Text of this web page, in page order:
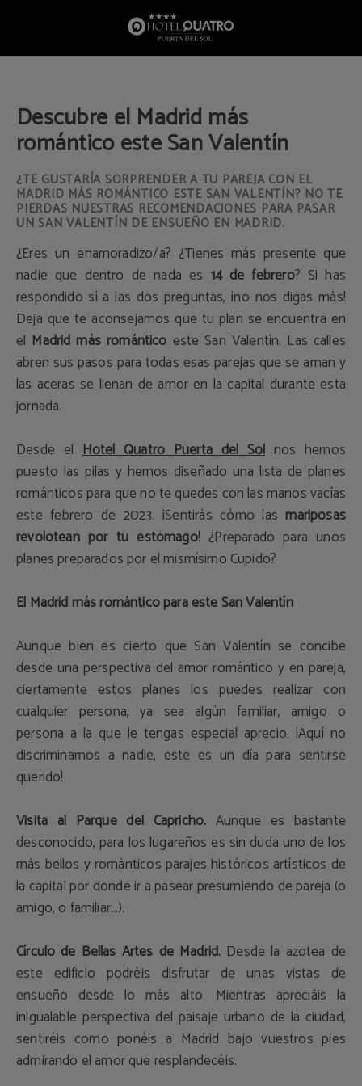
Descubre el Madrid más
romántico este San Valentín
¿TE GUSTARÍA SORPRENDER A TU PAREJA CON EL
MADRID MÁS ROMÁNTICO ESTE SAN VALENTÍN? NO TE
PIERDAS NUESTRAS RECOMENDACIONES PARA PASAR
UN SAN VALENTÍN DE ENSUEÑO EN MADRID.
¿Eres un enamoradizo/a? ¿Tienes más presente que
nadie que dentro de nada es 14 de febrero? Si has
respondido sí a las dos preguntas, ¡no nos digas más!
Deja que te aconsejamos que tu plan se encuentra en
el Madrid más romántico este San Valentín. Las calles
abren sus pasos para todas esas parejas que se aman y
las aceras se llenan de amor en la capital durante esta
jornada.
Desde elHotel Quatro Puerta del Solnos hemos
puesto las pilas y hemos diseñado una lista de planes
románticos para que no te quedes con las manos vacías
este febrero de 2023. ¡Sentirás cómo lasmariposas
revolotean por tu estómago! ¿Preparado para unos
planes preparados por el mismísimo Cupido?
El Madrid más romántico para este San Valentín
Aunque bien es cierto que San Valentín se concibe
desde una perspectiva del amor romántico y en pareja,
ciertamente estos planes los puedes realizar con
cualquier persona, ya sea algún familiar, amigo o
persona a la que le tengas especial aprecio. ¡Aquí no
discriminamos a nadie, este es un día para sentirse
querido!
Visita al Parque del Capricho. Aunque es bastante
desconocido, para los lugareños es sin duda uno de los
más bellos y románticos parajes históricos artísticos de
la capital por donde ir a pasear presumiendo de pareja (o
amigo, o familiar…).
Círculo de Bellas Artes de Madrid. Desde la azotea de
este edificio podréis disfrutar de unas vistas de
ensueño desde lo más alto. Mientras apreciáis la
inigualable perspectiva del paisaje urbano de la ciudad,
sentiréis como ponéis a Madrid bajo vuestros pies
admirando el amor que resplandecéis.